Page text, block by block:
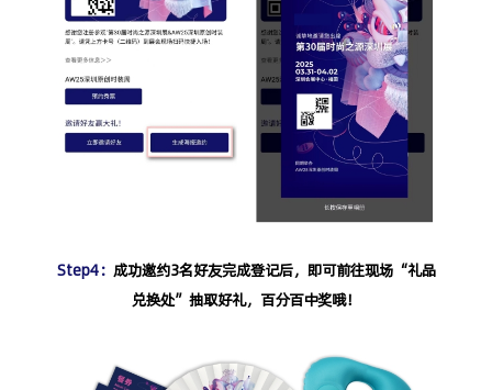
Step4： 成功邀约3名好友完成登记后，即可前往现场“礼品
兑换处”抽取好礼，百分百中奖哦！